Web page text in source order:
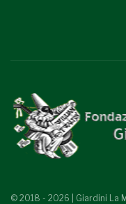
© 2018 - 2026 | Giardini La